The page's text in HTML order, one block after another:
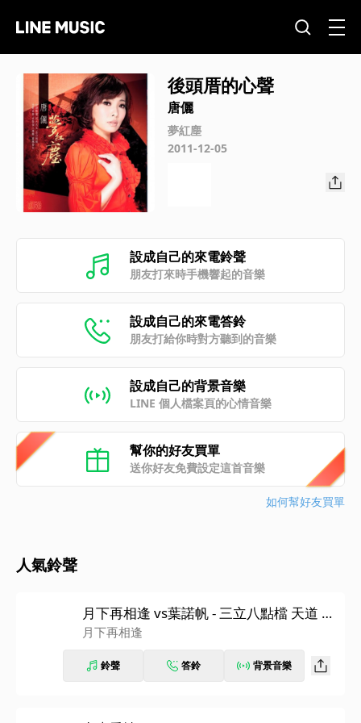
後頭厝的心聲
唐儷
夢紅塵
2011-12-05
設成自己的來電鈴聲
朋友打來時手機響起的音樂
設成自己的來電答鈴
朋友打給你時對方聽到的音樂
設成自己的背景音樂
LINE 個人檔案頁的心情音樂
幫你的好友買單
送你好友免費設定這首音樂
如何幫好友買單
人氣鈴聲
月下再相逢 vs葉諾帆 - 三立八點檔 天道 片
尾曲
月下再相逢
鈴聲 答鈴 背景音樂